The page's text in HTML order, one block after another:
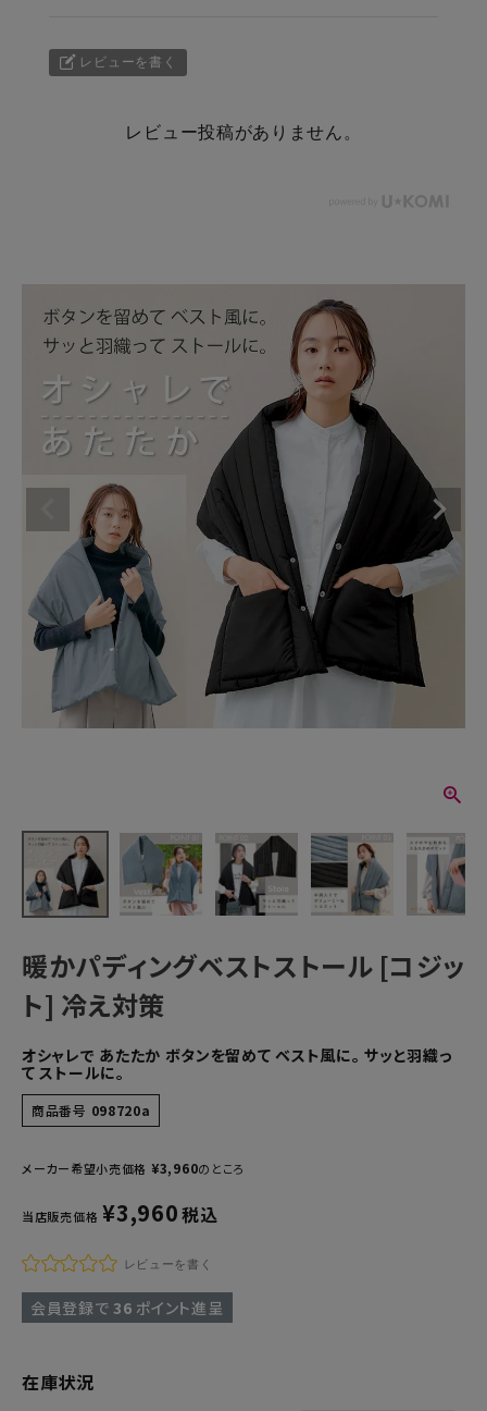
レビューを書く
レビュー投稿がありません。
暖かパディングベストストール [コジッ
ト] 冷え対策
オシャレで あたたか ボタンを留めて ベスト風に。 サッと羽織っ
て ストールに。
商品番号 098720a
メーカー希望小売価格 ¥3,960のところ
当店販売価格 ¥3,960税込
レビューを書く
会員登録で 36 ポイント進呈
在庫状況